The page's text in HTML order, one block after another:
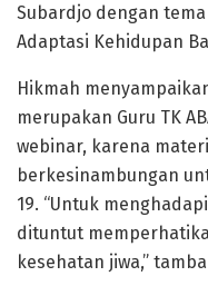
Subardjo dengan tema
Adaptasi Kehidupan
Hikmah
merupakan Guru TK
webinar, karena
berkesinambungan
19. “Untuk
dituntut
kesehatan jiwa,”